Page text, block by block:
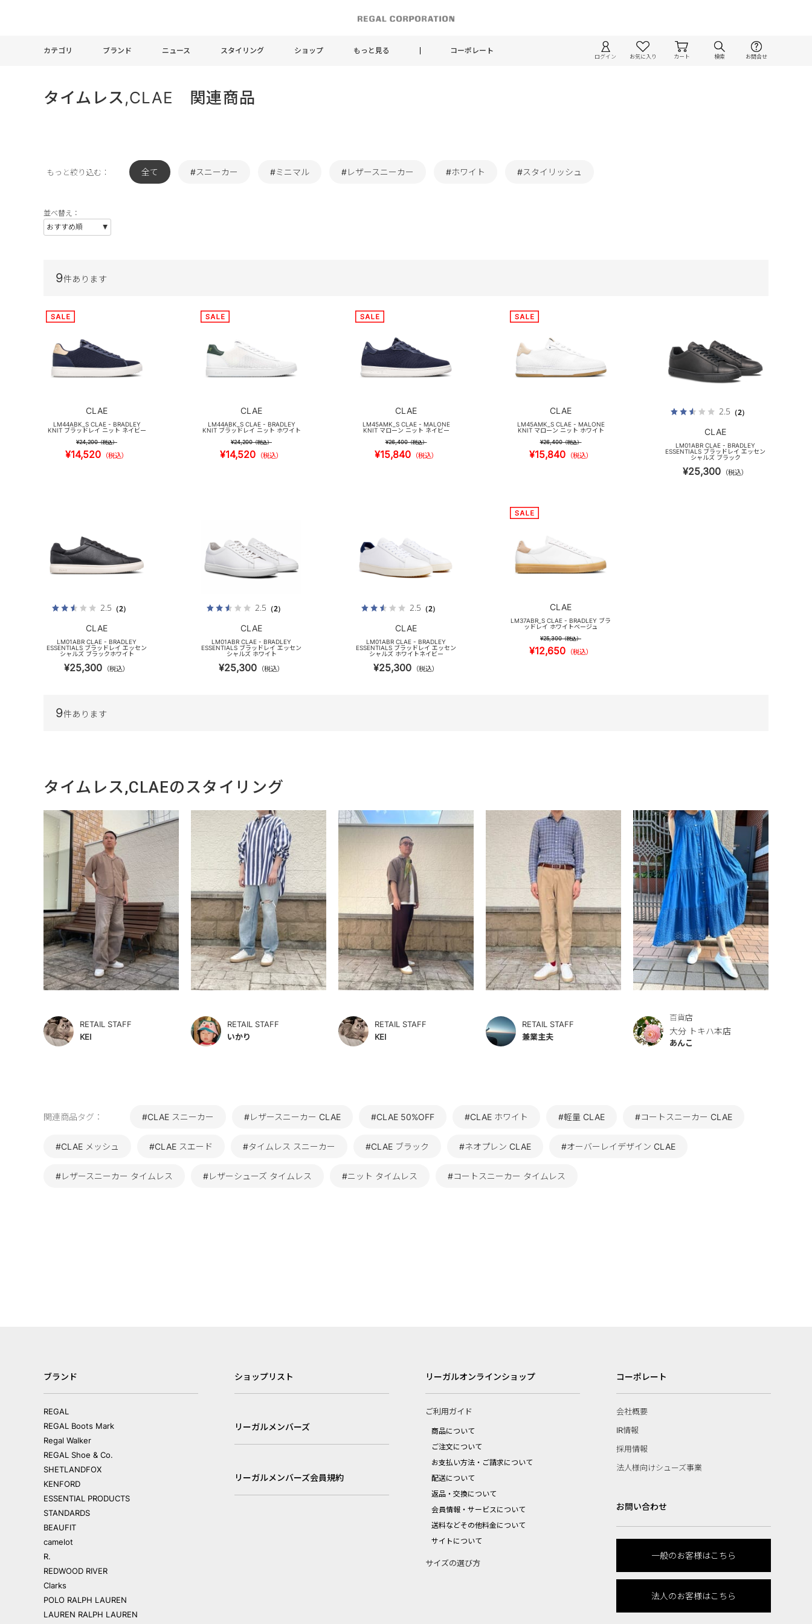
カテゴリ ブランド ニュース スタイリング ショップ もっと見る コーポレート
ログイン お気に入り カート 検索 お問合せ
タイムレス,CLAE 関連商品
もっと絞り込む： 全て #スニーカー #ミニマル #レザースニーカー #ホワイト #スタイリッシュ
並べ替え：
9件あります
CLAE
LM44ABK_S CLAE - BRADLEY
KNIT ブラッドレイ ニット ネイビー
¥24,200（税込）
¥14,520 （税込）
CLAE
LM44ABK_S CLAE - BRADLEY
KNIT ブラッドレイ ニット ホワイト
¥24,200（税込）
¥14,520 （税込）
CLAE
LM45AMK_S CLAE - MALONE
KNIT マローン ニット ネイビー
¥26,400（税込）
¥15,840 （税込）
CLAE
LM45AMK_S CLAE - MALONE
KNIT マローン ニット ホワイト
¥26,400（税込）
¥15,840 （税込）
2.5 （2）
CLAE
LM01ABR CLAE - BRADLEY
ESSENTIALS ブラッドレイ エッセン
シャルズ ブラック
¥25,300 （税込）
2.5 （2）
CLAE
LM01ABR CLAE - BRADLEY
ESSENTIALS ブラッドレイ エッセン
シャルズ ブラックホワイト
¥25,300 （税込）
2.5 （2）
CLAE
LM01ABR CLAE - BRADLEY
ESSENTIALS ブラッドレイ エッセン
シャルズ ホワイト
¥25,300 （税込）
2.5 （2）
CLAE
LM01ABR CLAE - BRADLEY
ESSENTIALS ブラッドレイ エッセン
シャルズ ホワイトネイビー
¥25,300 （税込）
CLAE
LM37ABR_S CLAE - BRADLEY ブラ
ッドレイ ホワイトベージュ
¥25,300（税込）
¥12,650 （税込）
9件あります
タイムレス,CLAEのスタイリング
RETAIL STAFF
KEI
RETAIL STAFF
いかり
RETAIL STAFF
KEI
RETAIL STAFF
兼業主夫
百貨店
大分 トキハ本店
あんこ
関連商品タグ： #CLAE スニーカー #レザースニーカー CLAE #CLAE 50%OFF #CLAE ホワイト #軽量 CLAE #コートスニーカー CLAE
#CLAE メッシュ #CLAE スエード #タイムレス スニーカー #CLAE ブラック #ネオプレン CLAE #オーバーレイデザイン CLAE
#レザースニーカー タイムレス #レザーシューズ タイムレス #ニット タイムレス #コートスニーカー タイムレス
ブランド
REGAL
REGAL Boots Mark
Regal Walker
REGAL Shoe & Co.
SHETLANDFOX
KENFORD
ESSENTIAL PRODUCTS
STANDARDS
BEAUFIT
camelot
R.
REDWOOD RIVER
Clarks
POLO RALPH LAUREN
LAUREN RALPH LAUREN
ショップリスト
リーガルメンバーズ
リーガルメンバーズ会員規約
リーガルオンラインショップ
ご利用ガイド
商品について
ご注文について
お支払い方法・ご請求について
配送について
返品・交換について
会員情報・サービスについて
送料などその他料金について
サイトについて
サイズの選び方
コーポレート
会社概要
IR情報
採用情報
法人様向けシューズ事業
お問い合わせ
一般のお客様はこちら
法人のお客様はこちら